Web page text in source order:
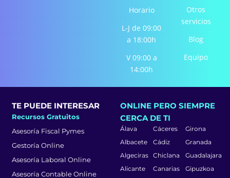
Horario
L-J de 09:00
a 18:00h
V 09:00 a
14:00h
Otros
servicios
Blog
Equipo
TE PUEDE INTERESAR
Recursos Gratuitos
Asesoría Fiscal Pymes
Gestoría Online
Asesoría Laboral Online
Asesoría Contable Online
ONLINE PERO SIEMPRE
CERCA DE TI
Álava
Albacete
Algeciras
Alicante
Cáceres
Cádiz
Chiclana
Canarias
Girona
Granada
Guadalajara
Gipuzkoa